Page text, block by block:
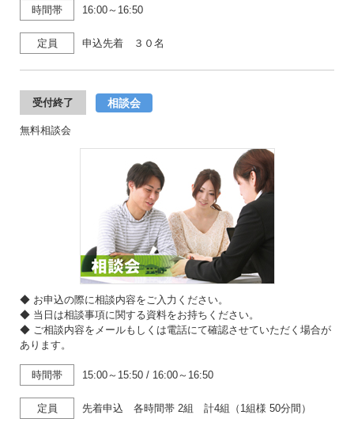
時間帯 16:00～16:50
定員 申込先着 ３０名
受付終了 相談会
無料相談会
◆ お申込の際に相談内容をご入力ください。
◆ 当日は相談事項に関する資料をお持ちください。
◆ ご相談内容をメールもしくは電話にて確認させていただく場合が
あります。
時間帯 15:00～15:50 / 16:00～16:50
定員 先着申込 各時間帯 2組 計4組（1組様 50分間）